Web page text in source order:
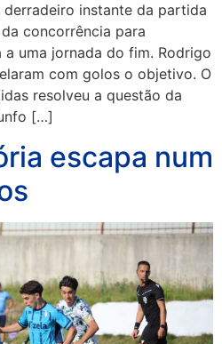
instante da partida
concorrência para
a uma jornada do fim. Rodrigo
com golos o objetivo. O
resolveu a questão da
[…]
escapa num